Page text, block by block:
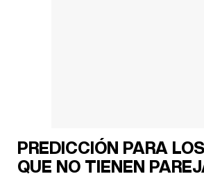
PREDICCIÓN PARA
QUE NO TIENEN